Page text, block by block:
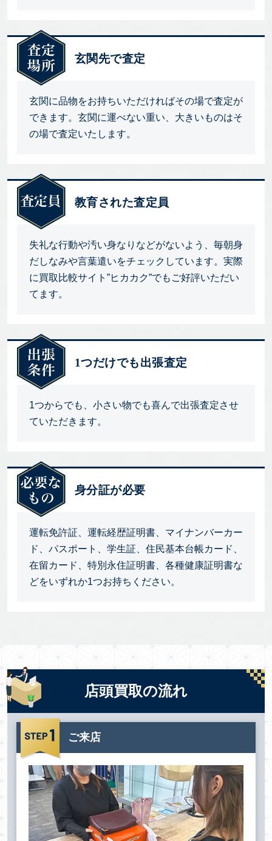
玄関先で査定
玄関に品物をお持ちいただければその場で査定が
できます。玄関に運べない重い、大きいものはそ
の場で査定いたします。
教育された査定員
失礼な行動や汚い身なりなどがないよう、毎朝身
だしなみや言葉遣いをチェックしています。実際
に買取比較サイト”ヒカカク”でもご好評いただい
てます。
1つだけでも出張査定
1つからでも、小さい物でも喜んで出張査定させ
ていただきます。
身分証が必要
運転免許証、運転経歴証明書、マイナンバーカー
ド、パスポート、学生証、住民基本台帳カード、
在留カード、特別永住証明書、各種健康証明書な
どをいずれか1つお持ちください。
店頭買取の流れ
ご来店